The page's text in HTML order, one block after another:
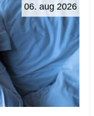
06. aug 2026